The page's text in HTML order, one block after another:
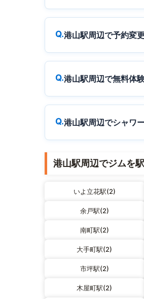
港山駅周辺で予約変
港山駅周辺で無料体
港山駅周辺でシャワ
港山駅周辺でジムを
いよ立花駅(2)
余戸駅(2)
南町駅(2)
大手町駅(2)
市坪駅(2)
木屋町駅(2)